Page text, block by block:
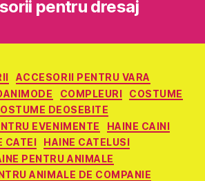
pentru dresaj
Categorii
ACCESORII PENTRU VARA
COMPLEURI
COSTUME
DEOSEBITE
EVENIMENTE
HAINE CAINI
CATEI
HAINE CATELUSI
PENTRU ANIMALE
ANIMALE DE COMPANIE